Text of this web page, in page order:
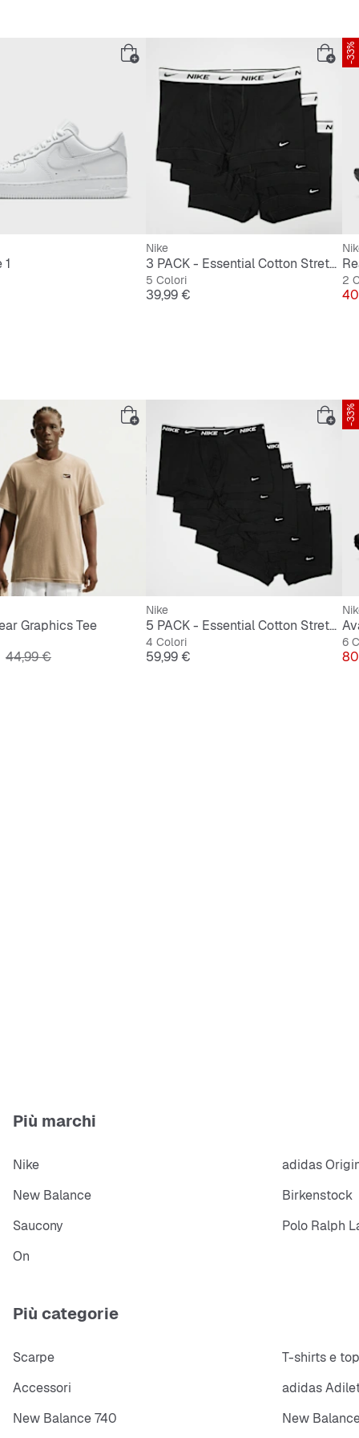
1
Nike
3 PACK - Essential Cotton Stretch Trunk
5 Colori
Prezzo
39,99 €
-33%
2
Graphics Tee
Prezzo originale
44,99 €
Nike
5 PACK - Essential Cotton Stretch Trunk
4 Colori
Prezzo
59,99 €
-33%
6
Più marchi
Nike adidas
New Balance
Birkenstock
Saucony
Polo Ralph
On
Più categorie
Scarpe T-shirts e top
Accessori
adidas
New Balance 740
New